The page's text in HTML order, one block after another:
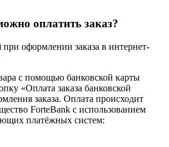
оплатить заказ?
при оформлении заказа в интернет-
с помощью банковской карты
«Оплата заказа банковской
заказа. Оплата происходит
ForteBank с использованием
платёжных систем: